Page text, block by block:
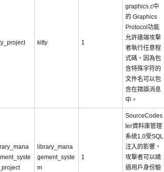
kitty 1
graphics.c中
的 Graphics
Protocol功能
允許遠端攻擊
者執行任意程
式碼，因為包
含特殊字符的
文件名可以包
含在錯誤消息
中。
library_mana
gement_syste
m
1
SourceCodes
ter資料庫管理
系統1.0受SQL
注入的影響，
攻擊者可以繞
過用戶身份驗